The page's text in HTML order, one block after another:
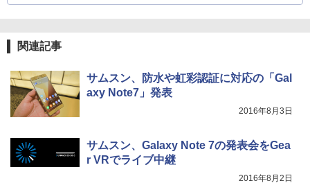
関連記事
サムスン、防水や虹彩認証に対応の「Gal
axy Note7」発表
2016年8月3日
サムスン、Galaxy Note 7の発表会をGea
r VRでライブ中継
2016年8月2日